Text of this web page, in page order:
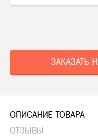
ЗАКАЗАТЬ
ОПИСАНИЕ ТОВАРА
ОТЗЫВЫ